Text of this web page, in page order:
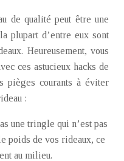
de qualité peut être une
plupart d’entre eux sont
Heureusement, vous
ces astucieux hacks de
pièges courants à éviter
:
une tringle qui n’est pas
poids de vos rideaux, ce
au milieu.